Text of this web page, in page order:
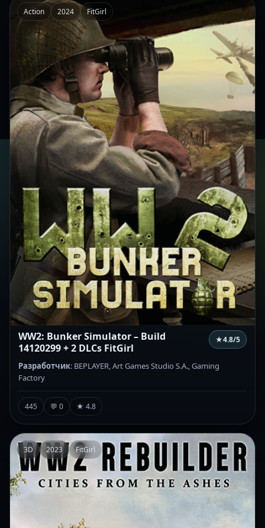
Action 2024 FitGirl
WW2: Bunker Simulator – Build
14120299 + 2 DLCs FitGirl
★4.8/5
Разработчик: BEPLAYER, Art Games Studio S.A., Gaming
Factory
445 💬 0 ★ 4.8
3D 2023 FitGirl